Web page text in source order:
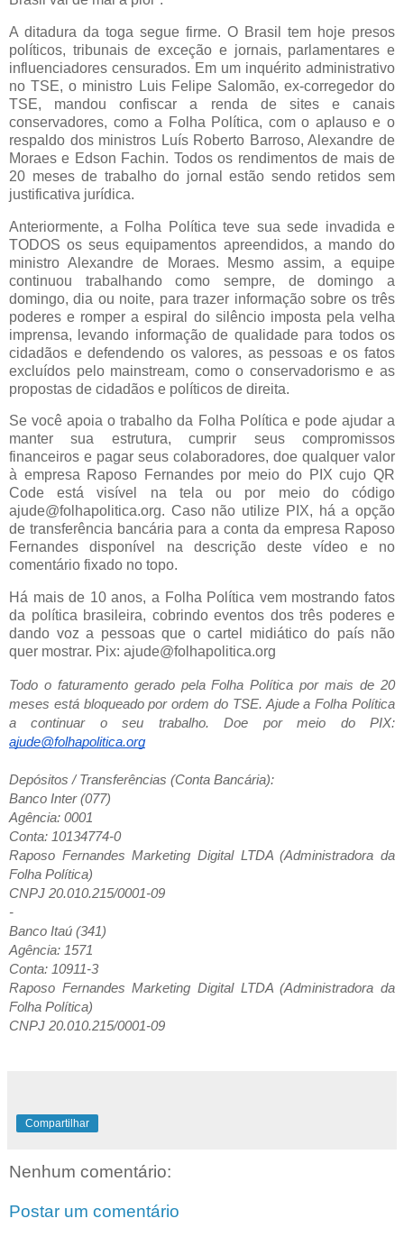
A ditadura da toga segue firme. O Brasil tem hoje presos
políticos, tribunais de exceção e jornais, parlamentares e
influenciadores censurados. Em um inquérito administrativo
no TSE, o ministro Luis Felipe Salomão, ex-corregedor do
TSE, mandou confiscar a renda de sites e canais
conservadores, como a Folha Política, com o aplauso e o
respaldo dos ministros Luís Roberto Barroso, Alexandre de
Moraes e Edson Fachin. Todos os rendimentos de mais de
20 meses de trabalho do jornal estão sendo retidos sem
justificativa jurídica.
Anteriormente, a Folha Política teve sua sede invadida e
TODOS os seus equipamentos apreendidos, a mando do
ministro Alexandre de Moraes. Mesmo assim, a equipe
continuou trabalhando como sempre, de domingo a
domingo, dia ou noite, para trazer informação sobre os três
poderes e romper a espiral do silêncio imposta pela velha
imprensa, levando informação de qualidade para todos os
cidadãos e defendendo os valores, as pessoas e os fatos
excluídos pelo mainstream, como o conservadorismo e as
propostas de cidadãos e políticos de direita.
Se você apoia o trabalho da Folha Política e pode ajudar a
manter sua estrutura, cumprir seus compromissos
financeiros e pagar seus colaboradores, doe qualquer valor
à empresa Raposo Fernandes por meio do PIX cujo QR
Code está visível na tela ou por meio do código
ajude@folhapolitica.org. Caso não utilize PIX, há a opção
de transferência bancária para a conta da empresa Raposo
Fernandes disponível na descrição deste vídeo e no
comentário fixado no topo.
Há mais de 10 anos, a Folha Política vem mostrando fatos
da política brasileira, cobrindo eventos dos três poderes e
dando voz a pessoas que o cartel midiático do país não
quer mostrar. Pix: ajude@folhapolitica.org
Todo o faturamento gerado pela Folha Política por mais de 20
meses está bloqueado por ordem do TSE. Ajude a Folha Política
a continuar o seu trabalho. Doe por meio do PIX:
ajude@folhapolitica.org
Depósitos / Transferências (Conta Bancária):
Banco Inter (077)
Agência: 0001
Conta: 10134774-0
Raposo Fernandes Marketing Digital LTDA (Administradora da
Folha Política)
CNPJ 20.010.215/0001-09
-
Banco Itaú (341)
Agência: 1571
Conta: 10911-3
Raposo Fernandes Marketing Digital LTDA (Administradora da
Folha Política)
CNPJ 20.010.215/0001-09
Compartilhar
Nenhum comentário:
Postar um comentário